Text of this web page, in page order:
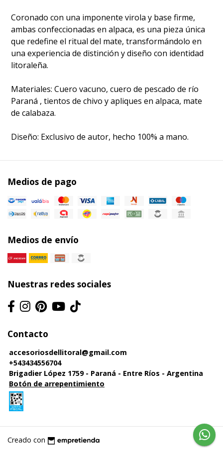
​Coronado con una imponente virola y base firme,
ambas confeccionadas en alpaca, es una pieza única
que redefine el ritual del mate, transformándolo en
una experiencia de distinción y diseño con identidad
litoraleña.
​Materiales: Cuero vacuno, cuero de pescado de río
Paraná , tientos de chivo y apliques en alpaca, mate
de calabaza.
​Diseño: Exclusivo de autor, hecho 100% a mano.
Medios de pago
Medios de envío
Nuestras redes sociales
Contacto
accesoriosdellitoral@gmail.com
+543434556704
Brigadier López 1759 - Paraná - Entre Ríos - Argentina
Botón de arrepentimiento
Creado con